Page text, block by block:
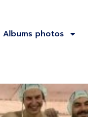
Albums photos